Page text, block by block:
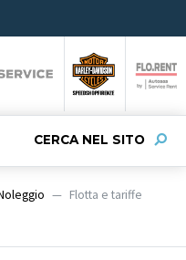
CERCA NEL SITO
Flotta e tariffe